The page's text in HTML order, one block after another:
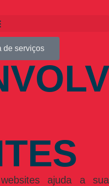
de serviços
ajuda a sua